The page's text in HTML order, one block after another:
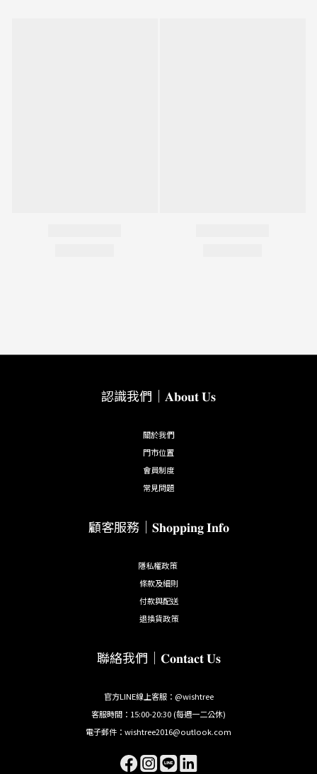
認識我們｜𝐀𝐛𝐨𝐮𝐭 𝐔𝐬
關於我們
門市位置
會員制度
常見問題
顧客服務｜𝐒𝐡𝐨𝐩𝐩𝐢𝐧𝐠 𝐈𝐧𝐟𝐨
隱私權政策
條款及細則
付款與配送
退換貨政策
聯絡我們｜𝐂𝐨𝐧𝐭𝐚𝐜𝐭 𝐔𝐬
官方LINE線上客服：@wishtree
客服時間：15:00-20:30 (每週一二公休)
電子郵件：wishtree2016@outlook.com